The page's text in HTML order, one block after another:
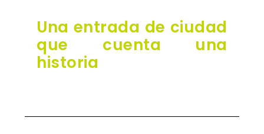
Una entrada de ciudad
que cuenta una
historia